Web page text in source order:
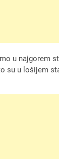
u najgorem
su u lošijem